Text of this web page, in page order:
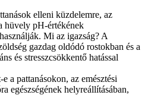
elleni küzdelemre, az
hüvely pH-értékének
Mi az igazság? A
gazdag oldódó rostokban és a
és stresszcsökkentő hatással
a pattanásokon, az emésztési
egészségének helyreállításában,